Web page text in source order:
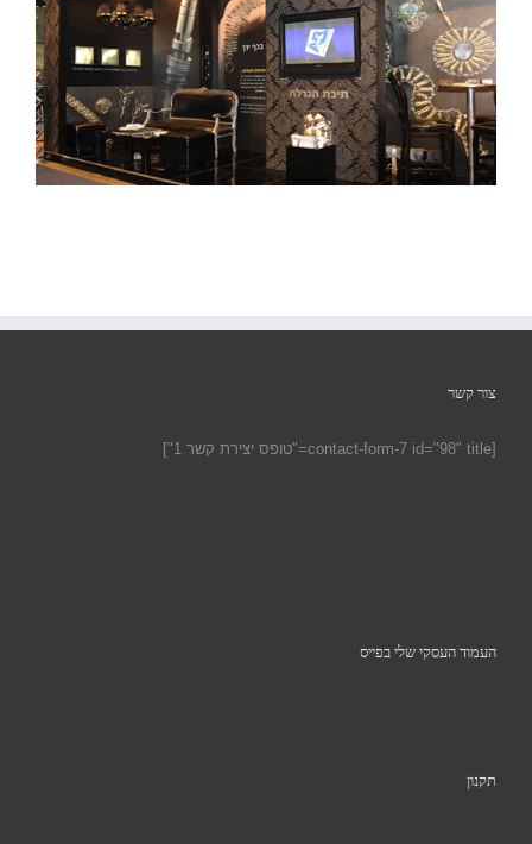
צור קשר
[contact-form-7 id="98" title="טופס יצירת קשר 1"]
העמוד העסקי שלי בפייס
תקנון